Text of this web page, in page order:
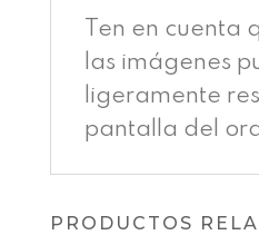
Ten en cuenta
las imágenes
ligeramente
pantalla del
PRODUCTOS